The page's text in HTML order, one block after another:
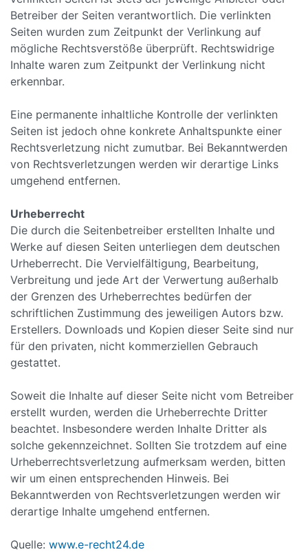
Betreiber der Seiten verantwortlich. Die verlinkten
Seiten wurden zum Zeitpunkt der Verlinkung auf
mögliche Rechtsverstöße überprüft. Rechtswidrige
Inhalte waren zum Zeitpunkt der Verlinkung nicht
erkennbar.
Eine permanente inhaltliche Kontrolle der verlinkten
Seiten ist jedoch ohne konkrete Anhaltspunkte einer
Rechtsverletzung nicht zumutbar. Bei Bekanntwerden
von Rechtsverletzungen werden wir derartige Links
umgehend entfernen.
Urheberrecht
Die durch die Seitenbetreiber erstellten Inhalte und
Werke auf diesen Seiten unterliegen dem deutschen
Urheberrecht. Die Vervielfältigung, Bearbeitung,
Verbreitung und jede Art der Verwertung außerhalb
der Grenzen des Urheberrechtes bedürfen der
schriftlichen Zustimmung des jeweiligen Autors bzw.
Erstellers. Downloads und Kopien dieser Seite sind nur
für den privaten, nicht kommerziellen Gebrauch
gestattet.
Soweit die Inhalte auf dieser Seite nicht vom Betreiber
erstellt wurden, werden die Urheberrechte Dritter
beachtet. Insbesondere werden Inhalte Dritter als
solche gekennzeichnet. Sollten Sie trotzdem auf eine
Urheberrechtsverletzung aufmerksam werden, bitten
wir um einen entsprechenden Hinweis. Bei
Bekanntwerden von Rechtsverletzungen werden wir
derartige Inhalte umgehend entfernen.
Quelle: www.e-recht24.de